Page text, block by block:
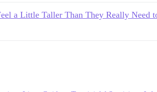
a Little Taller Than They Really Need